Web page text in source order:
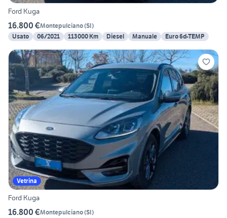
Ford Kuga
16.800 €Montepulciano(SI)
Usato
06/2021 113000 Km Diesel Manuale Euro 6d-TEMP
Vetrina
Ford Kuga
16.800 €Montepulciano(SI)